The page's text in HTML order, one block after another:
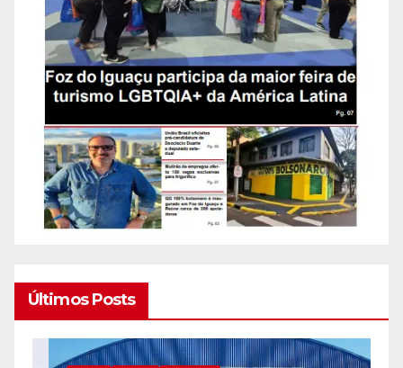
Últimos Posts